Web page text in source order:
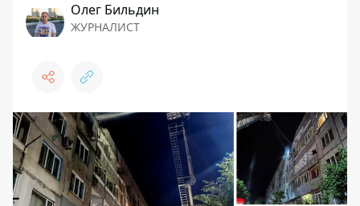
Олег Бильдин
ЖУРНАЛИСТ